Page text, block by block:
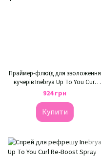
Праймер-флюїд для зволоження
кучерів Inebrya Up To You Curl
Boost Primer
924 грн
Купити